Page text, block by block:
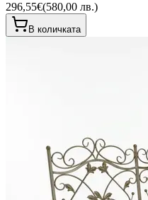
296,55€(580,00 лв.)
В количката